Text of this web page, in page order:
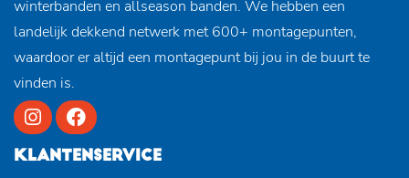
winterbanden en allseason banden. We hebben een
landelijk dekkend netwerk met 600+ montagepunten,
waardoor er altijd een montagepunt bij jou in de buurt te
vinden is.
KLANTENSERVICE